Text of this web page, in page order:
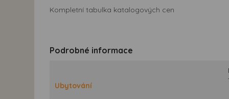
Kompletní tabulka katalogových cen
Podrobné informace
Ubytování